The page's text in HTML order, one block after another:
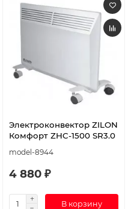
Электроконвектор ZILON
Комфорт ZHC-1500 SR3.0
model-8944
4 880 ₽
В корзину